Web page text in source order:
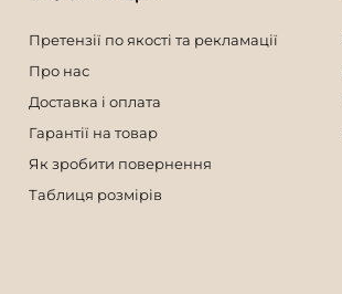
Претензії по якості та рекламації
Про нас
Доставка і оплата
Гарантії на товар
Як зробити повернення
Таблиця розмірів